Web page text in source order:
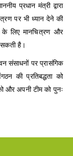
प्रधान मंत्री द्वारा
पर भी ध्यान देने की
लिए मानचित्रण और
है।
संसाधनों पर प्रासंगिक
की प्रतिबद्धता को
और अपनी टीम को पुनः